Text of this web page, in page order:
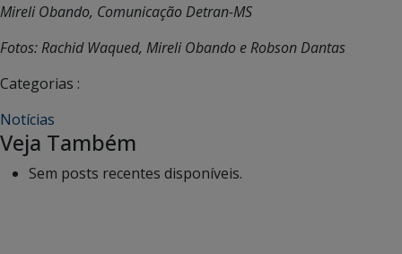
Mireli Obando, Comunicação Detran-MS
Fotos: Rachid Waqued, Mireli Obando e Robson Dantas
Categorias :
Notícias
Veja Também
Sem posts recentes disponíveis.